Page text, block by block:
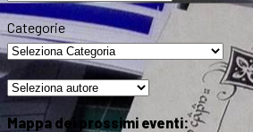
per:
Categorie
Mappa dei prossimi eventi: